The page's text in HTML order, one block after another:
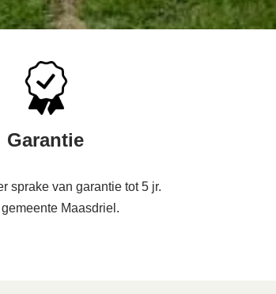
Garantie
sprake van garantie tot 5 jr.
Maasdriel.